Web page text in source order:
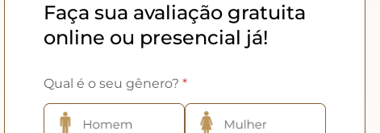
Faça sua avaliação gratuita
online ou presencial já!
Qual é o seu gênero? *